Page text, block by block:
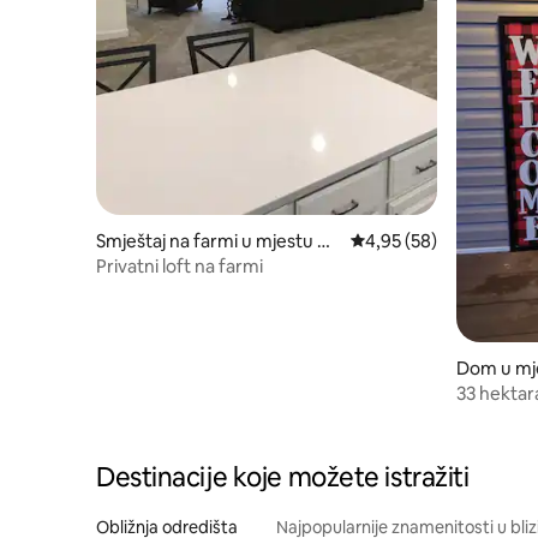
Smještaj na farmi u mjestu Ha
ckettstown
Prosječna ocjena: 4,95
4,95 (58)
Privatni loft na farmi
Dom u
rough
33
Destinacije koje možete istražiti
Obližnja odredišta Najpopularnije znamenitosti u